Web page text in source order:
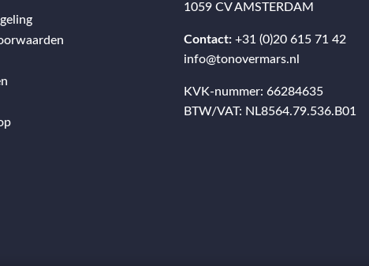
1059 CV AMSTERDAM
Contact: +31 (0)20 615 71 42
info@tonovermars.nl
KVK-nummer: 66284635
BTW/VAT: NL8564.79.536.B01